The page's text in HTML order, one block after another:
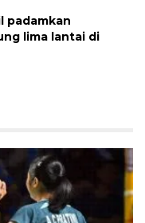
padamkan
lima lantai di